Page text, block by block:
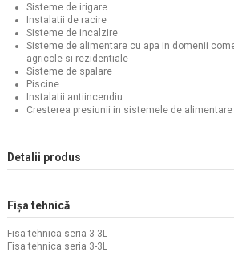
Sisteme de irigare
Instalatii de racire
Sisteme de incalzire
Sisteme de alimentare cu apa in domenii
agricole si rezidentiale
Sisteme de spalare
Piscine
Instalatii antiincendiu
Cresterea presiunii in sistemele de alimentare
Detalii produs
Fișa tehnică
Fisa tehnica seria 3-3L
Fisa tehnica seria 3-3L